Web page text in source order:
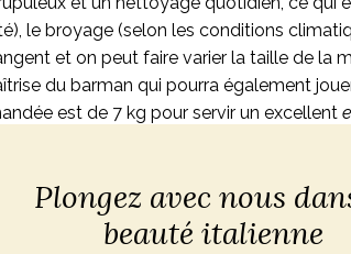
le broyage (selon les conditions
et on peut faire varier la taille de la
du barman qui pourra également
est de 7 kg pour servir un excellent
de la machine, le broyage et la
Plongez avec nous
beauté italienne